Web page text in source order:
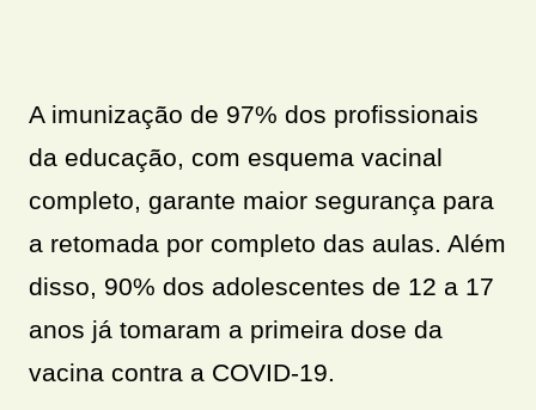
A imunização de 97% dos profissionais
da educação, com esquema vacinal
completo, garante maior segurança para
a retomada por completo das aulas. Além
disso, 90% dos adolescentes de 12 a 17
anos já tomaram a primeira dose da
vacina contra a COVID-19.